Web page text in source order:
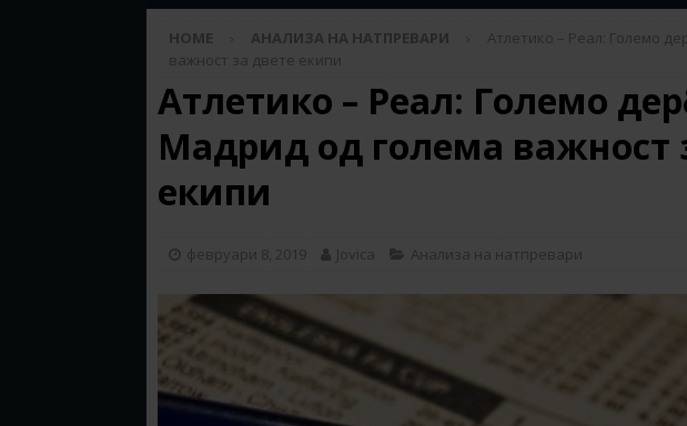
HOME АНАЛИЗА НА НАТПРЕВАРИ
Атлетико – Реал: Големо
важност за двете екипи
Атлетико – Реал: Големо
Мадрид од голема важност
екипи
февруари 8, 2019 Jovica Анализа на натпревари